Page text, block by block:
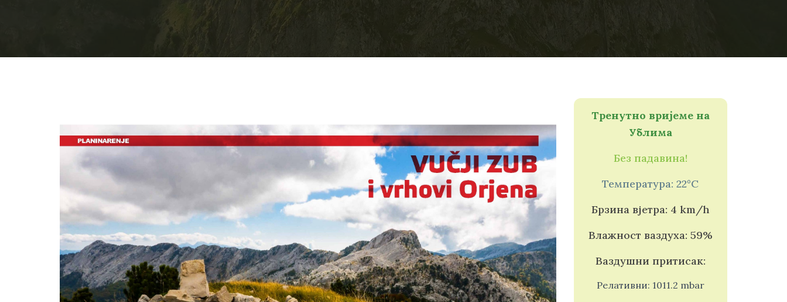
Тренутно вријеме на
Ублима
Без падавина!
Температура: 22°C
Брзина вјетра: 4 km/h
Влажност ваздуха: 59%
Ваздушни притисак:
Релативни: 1011.2 mbar